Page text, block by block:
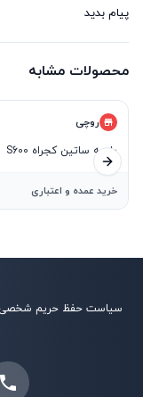
پیام بدید
محصولات مشابه
روچی
پارچه ساتین کجراه S600
خرید عمده و اعتباری
بعدی
سیاست حفظ حریم